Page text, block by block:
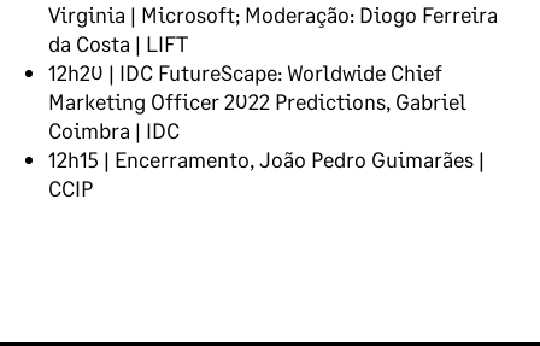
Virginia | Microsoft; Moderação: Diogo Ferreira
da Costa | LIFT
12h20 | IDC FutureScape: Worldwide Chief
Marketing Officer 2022 Predictions, Gabriel
Coimbra | IDC
12h15 | Encerramento, João Pedro Guimarães |
CCIP